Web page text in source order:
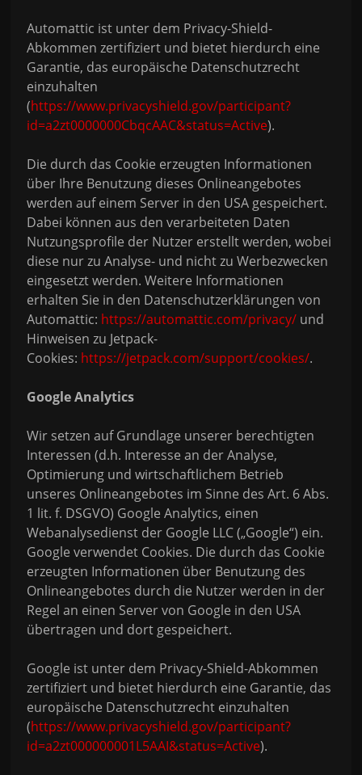
Automattic ist unter dem Privacy-Shield-
Abkommen zertifiziert und bietet hierdurch eine
Garantie, das europäische Datenschutzrecht
einzuhalten
(https://www.privacyshield.gov/participant?
id=a2zt0000000CbqcAAC&status=Active).
Die durch das Cookie erzeugten Informationen
über Ihre Benutzung dieses Onlineangebotes
werden auf einem Server in den USA gespeichert.
Dabei können aus den verarbeiteten Daten
Nutzungsprofile der Nutzer erstellt werden, wobei
diese nur zu Analyse- und nicht zu Werbezwecken
eingesetzt werden. Weitere Informationen
erhalten Sie in den Datenschutzerklärungen von
Automattic: https://automattic.com/privacy/ und
Hinweisen zu Jetpack-
Cookies: https://jetpack.com/support/cookies/.
Google Analytics
Wir setzen auf Grundlage unserer berechtigten
Interessen (d.h. Interesse an der Analyse,
Optimierung und wirtschaftlichem Betrieb
unseres Onlineangebotes im Sinne des Art. 6 Abs.
1 lit. f. DSGVO) Google Analytics, einen
Webanalysedienst der Google LLC („Google“) ein.
Google verwendet Cookies. Die durch das Cookie
erzeugten Informationen über Benutzung des
Onlineangebotes durch die Nutzer werden in der
Regel an einen Server von Google in den USA
übertragen und dort gespeichert.
Google ist unter dem Privacy-Shield-Abkommen
zertifiziert und bietet hierdurch eine Garantie, das
europäische Datenschutzrecht einzuhalten
(https://www.privacyshield.gov/participant?
id=a2zt000000001L5AAI&status=Active).